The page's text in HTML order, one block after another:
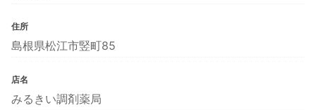
住所
島根県松江市竪町85
店名
みるきい調剤薬局